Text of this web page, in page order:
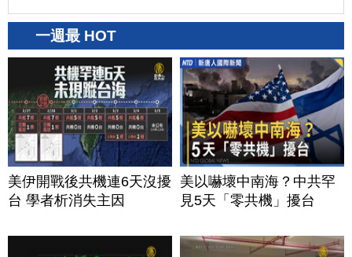
一週最 HOT
美伊開戰後共機連6天沒擾
台 學者析消失主因
美以嚇壞中南海？中共罕
見5天「零共機」擾台